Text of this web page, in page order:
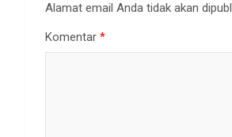
Alamat email Anda tidak akan
Komentar *